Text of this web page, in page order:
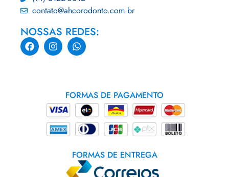
contato@ahcorodonto.com.br
NOSSAS REDES:
FORMAS DE PAGAMENTO
FORMAS DE ENTREGA